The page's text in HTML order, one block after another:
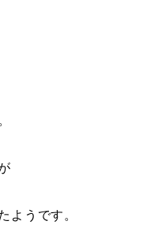
ようです。